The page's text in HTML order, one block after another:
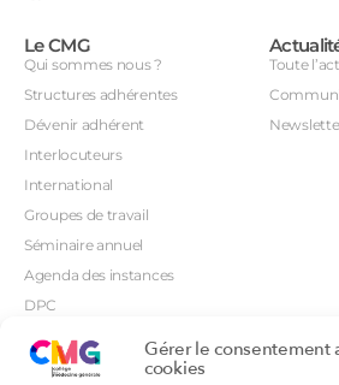
Gérer le consentement
cookies
Le CMG
Qui sommes nous ?
Structures adhérentes
Dévenir adhérent
Interlocuteurs
International
Groupes de travail
Séminaire annuel
Agenda des instances
DPC
Orientations prioritaires
Toute